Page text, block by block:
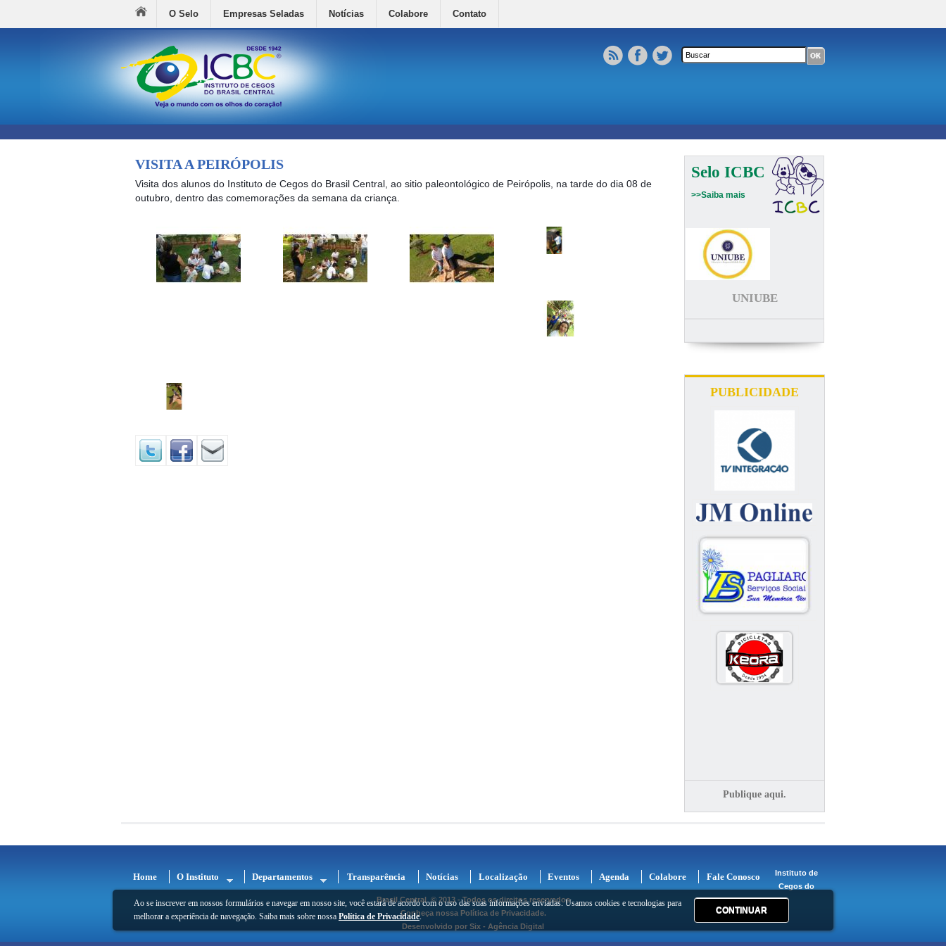
O Selo Empresas Seladas Notícias Colabore Contato
Formulário de busca
VISITA A PEIRÓPOLIS
Visita dos alunos do Instituto de Cegos do Brasil Central, ao sitio paleontológico de Peirópolis, na tarde do dia 08 de
outubro, dentro das comemorações da semana da criança.
Selo ICBC
>>Saiba mais
UNIUBE
PUBLICIDADE
Publique aqui.
Ao se inscrever em nossos formulários e navegar em nosso site, você estará de acordo com o uso das suas informações enviadas. Usamos cookies e tecnologias para
melhorar a experiência de navegação. Saiba mais sobre nossa Política de Privacidade.
CONTINUAR
Home O Instituto Departamentos Transparência Notícias Localização Eventos Agenda Colabore Fale Conosco
Instituto de
Cegos do
Brasil Central © 2013 - Todos os direitos reservados
Conheça nossa Política de Privacidade.
Desenvolvido por Six - Agência Digital